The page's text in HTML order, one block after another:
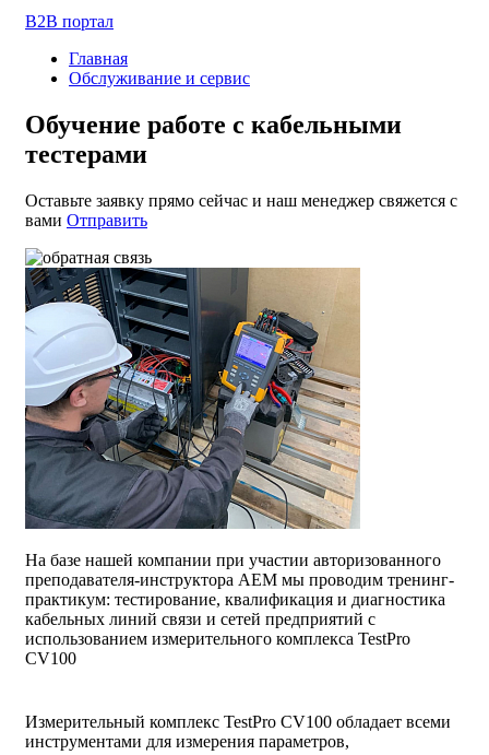
B2B портал
Главная
Обслуживание и сервис
Обучение работе с кабельными
тестерами
Оставьте заявку прямо сейчас и наш менеджер свяжется с
вами Отправить
На базе нашей компании при участии авторизованного
преподавателя-инструктора АЕМ мы проводим тренинг-
практикум: тестирование, квалификация и диагностика
кабельных линий связи и сетей предприятий с
использованием измерительного комплекса TestPro
CV100
Измерительный комплекс TestPro CV100 обладает всеми
инструментами для измерения параметров,